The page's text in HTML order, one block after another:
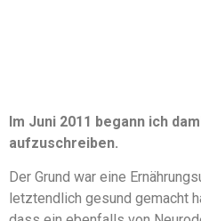
Im Juni 2011 begann ich
aufzuschreiben.
Der Grund war eine
letztendlich gesund gemacht